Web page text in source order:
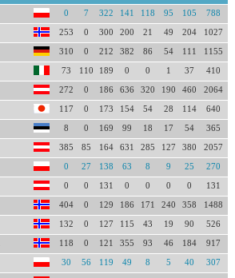
0 7 322 141 118 95 105 788
253 0 300 200 21 49 204 1027
310 0 212 382 86 54 111 1155
73 110 189 0 0 1 37 410
272 0 186 636 320 190 460 2064
117 0 173 154 54 28 114 640
8 0 169 99 18 17 54 365
385 85 164 631 285 127 380 2057
0 27 138 63 8 9 25 270
0 0 131 0 0 0 0 131
404 0 129 186 171 240 358 1488
132 0 127 115 43 19 90 526
118 0 121 355 93 46 184 917
30 56 119 49 8 5 40 307